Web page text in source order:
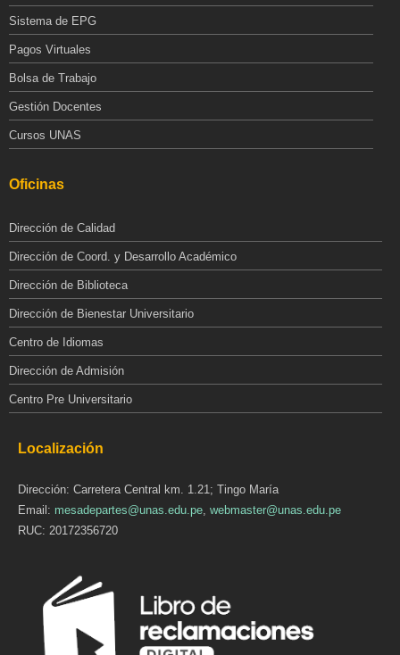
Sistema de EPG
Pagos Virtuales
Bolsa de Trabajo
Gestión Docentes
Cursos UNAS
Oficinas
Dirección de Calidad
Dirección de Coord. y Desarrollo Académico
Dirección de Biblioteca
Dirección de Bienestar Universitario
Centro de Idiomas
Dirección de Admisión
Centro Pre Universitario
Localización
Dirección: Carretera Central km. 1.21; Tingo María
Email: mesadepartes@unas.edu.pe webmaster@unas.edu.pe
RUC: 20172356720